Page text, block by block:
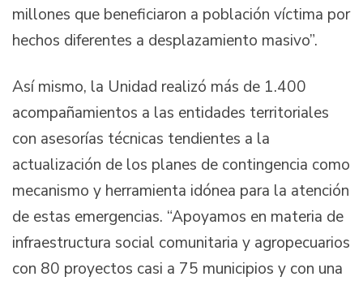
millones que beneficiaron a población víctima por
hechos diferentes a desplazamiento masivo”.
Así mismo, la Unidad realizó más de 1.400
acompañamientos a las entidades territoriales
con asesorías técnicas tendientes a la
actualización de los planes de contingencia como
mecanismo y herramienta idónea para la atención
de estas emergencias. “Apoyamos en materia de
infraestructura social comunitaria y agropecuarios
con 80 proyectos casi a 75 municipios y con una